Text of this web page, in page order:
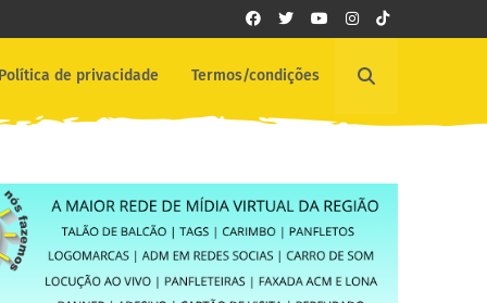
de privacidade Termos/condições